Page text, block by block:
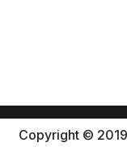
Copyright ©